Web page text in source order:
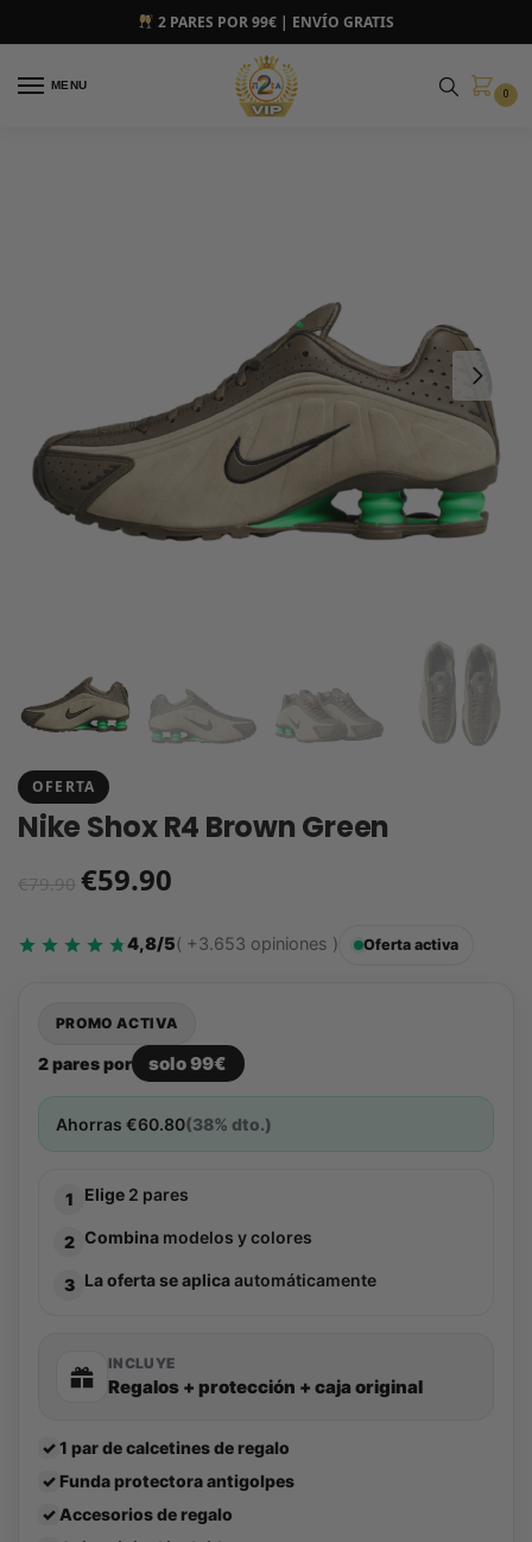
2 PARES POR 99€ | ENVÍO GRATIS
MENU
0
OFERTA
Nike Shox R4 Brown Green
€79.90 €59.90
4,8/5( +3.653 opiniones ) Oferta activa
PROMO ACTIVA
2 pares por solo 99€
Ahorras €60.80(38% dto.)
1 Elige 2 pares
2 Combina modelos y colores
3 La oferta se aplicaautomáticamente
INCLUYE
Regalos + protección + caja original
✓1 par de calcetines de regalo
✓ Funda protectora antigolpes
✓ Accesorios de regalo